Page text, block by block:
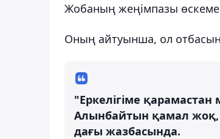
Жобаның жеңімпазы
Оның айтуынша, ол
"Еркелігіме
Алынбайтын қамал жоқ,
дағы жазбасында.